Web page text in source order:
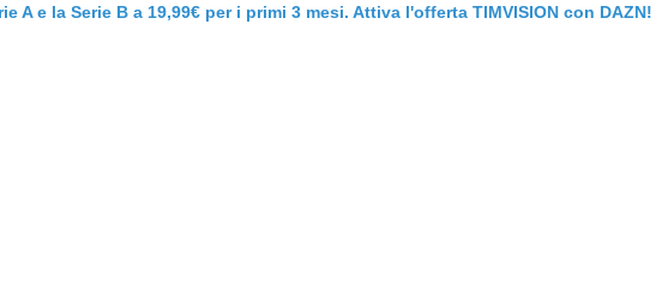
A e la Serie B a 19,99€ per i primi 3 mesi. Attiva l'offerta TIMVISION con DAZN!